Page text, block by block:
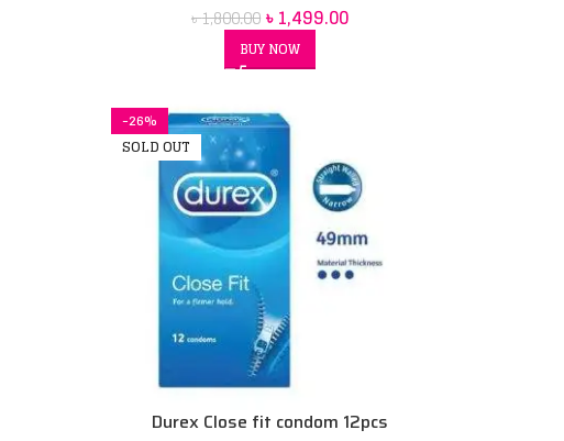
৳1,800.00 ৳1,499.00
BUY NOW
-26%
SOLD OUT
Durex Close fit condom 12pcs